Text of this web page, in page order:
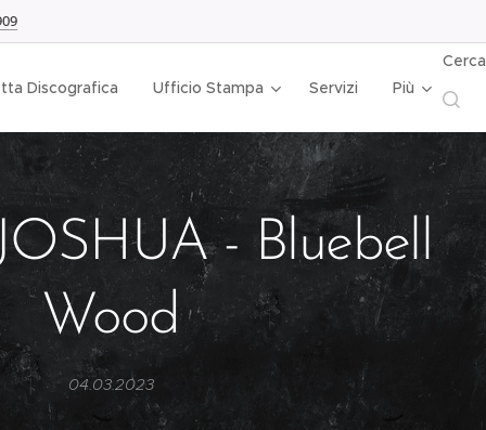
Discografica Ufficio Stampa Servizi Più
Cerca
- Bluebell
Wood
04.03.2023